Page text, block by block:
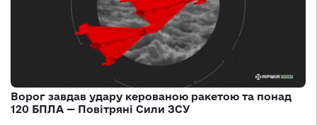
Ворог завдав удару керованою ракетою та понад
120 БПЛА — Повітряні Сили ЗСУ